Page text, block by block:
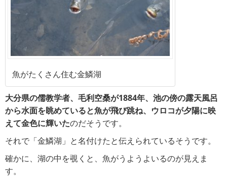
魚がたくさん住む金鱗湖
大分県の儒教学者、毛利空桑が1884年、池の傍の露天風呂
から水面を眺めていると魚が飛び跳ね、ウロコが夕陽に映
えて金色に輝いたのだそうです。
それで「金鱗湖」と名付けたと伝えられているそうです。
確かに、湖の中を覗くと、魚がうようよいるのが見えま
す。